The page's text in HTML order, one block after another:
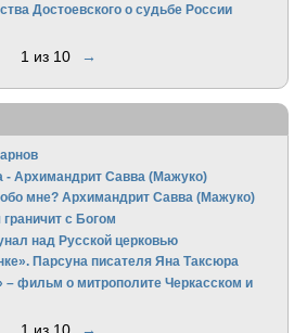
Достоевского о судьбе России
1 из 10 →
- Архимандрит Савва (Мажуко)
мне? Архимандрит Савва (Мажуко)
с Богом
над Русской церковью
Парсуна писателя Яна Таксюра
фильм о митрополите Черкасском и